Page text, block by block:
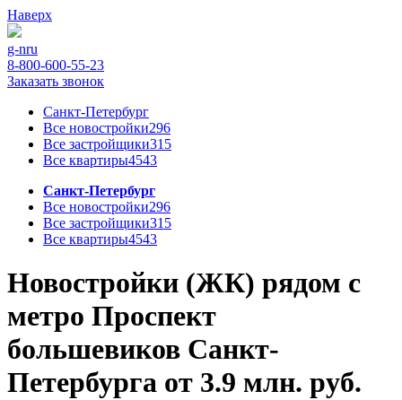
Наверх
g-nru
8-800-600-55-23
Заказать звонок
Санкт-Петербург
Все новостройки296
Все застройщики315
Все квартиры4543
Санкт-Петербург
Все новостройки296
Все застройщики315
Все квартиры4543
Новостройки (ЖК) рядом с
метро Проспект
большевиков Санкт-
Петербурга от 3.9 млн. руб.